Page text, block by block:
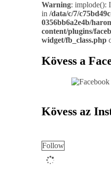
Warning: implode():
in /data/c/7/
0356bb6a2e4b/
content/plugins/
widget/fb_class.php
Kövess a
Kövess az
Follow